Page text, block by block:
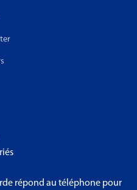
répond au téléphone pour